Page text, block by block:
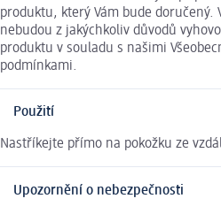
produktu, který Vám bude doručený.
nebudou z jakýchkoliv důvodů
produktu v souladu s našimi
podmínkami.
Použití
Nastříkejte přímo na pokožku ze
Upozornění o nebezpečnosti